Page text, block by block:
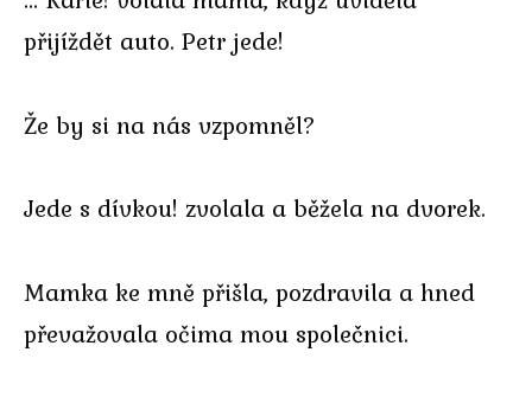
přijíždět auto. Petr jede!
Že by si na nás vzpomněl?
Jede s dívkou! zvolala a běžela na dvorek.
Mamka ke mně přišla, pozdravila a hned
převažovala očima mou společnici.